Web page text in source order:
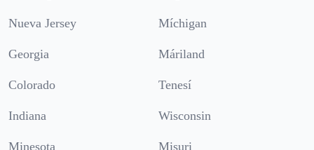
Nueva Jersey Míchigan
Georgia Máriland
Colorado Tenesí
Indiana Wisconsin
Minesota Misuri